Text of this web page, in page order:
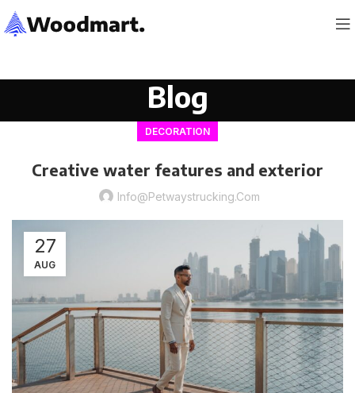
Blog
DECORATION
Creative water features and exterior
Info@petwaystrucking.com
27
AUG